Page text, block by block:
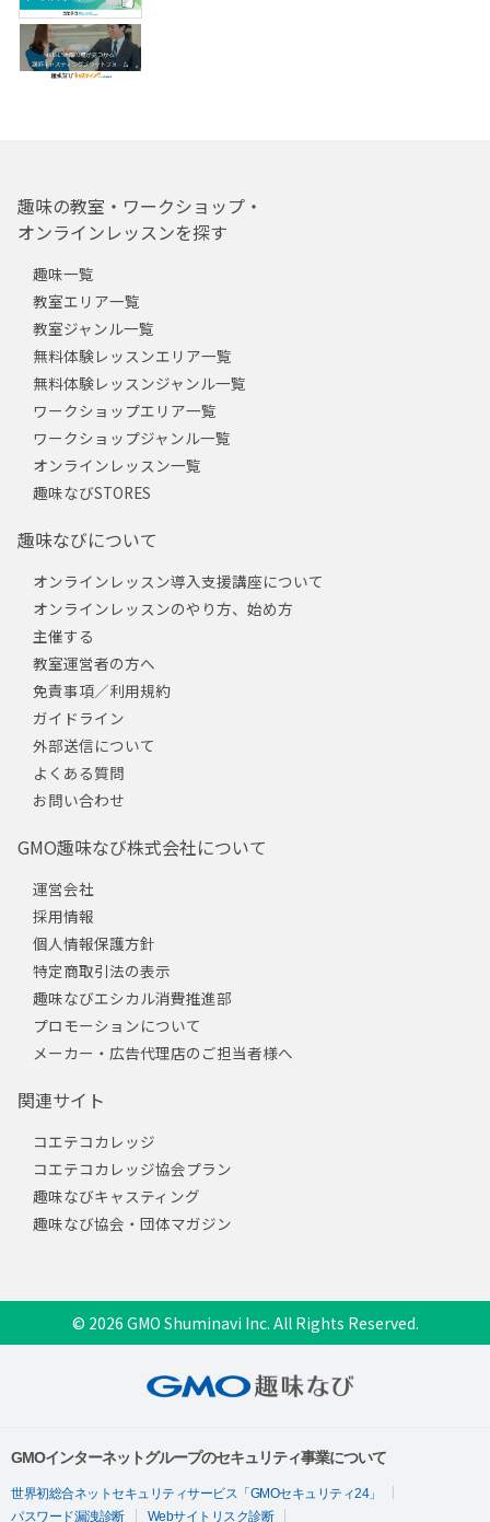
趣味の教室・ワークショップ・
オンラインレッスンを探す
趣味一覧
教室エリア一覧
教室ジャンル一覧
無料体験レッスンエリア一覧
無料体験レッスンジャンル一覧
ワークショップエリア一覧
ワークショップジャンル一覧
オンラインレッスン一覧
趣味なびSTORES
趣味なびについて
オンラインレッスン導入支援講座について
オンラインレッスンのやり方、始め方
主催する
教室運営者の方へ
免責事項／利用規約
ガイドライン
外部送信について
よくある質問
お問い合わせ
GMO趣味なび株式会社について
運営会社
採用情報
個人情報保護方針
特定商取引法の表示
趣味なびエシカル消費推進部
プロモーションについて
メーカー・広告代理店のご担当者様へ
関連サイト
コエテコカレッジ
コエテコカレッジ協会プラン
趣味なびキャスティング
趣味なび協会・団体マガジン
© 2026 GMO Shuminavi Inc. All Rights Reserved.